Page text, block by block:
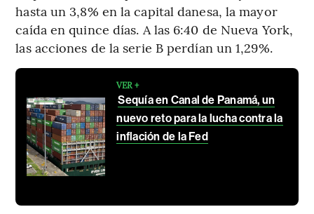
hasta un 3,8% en la capital danesa, la mayor
caída en quince días. A las 6:40 de Nueva York,
las acciones de la serie B perdían un 1,29%.
VER +
Sequía en Canal de Panamá, un
nuevo reto para la lucha contra la
inflación de la Fed